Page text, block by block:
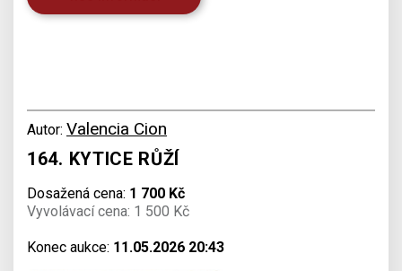
Autor: Valencia Cion
164. KYTICE RŮŽÍ
Dosažená cena: 1 700 Kč
Vyvolávací cena: 1 500 Kč
Konec aukce: 11.05.2026 20:43